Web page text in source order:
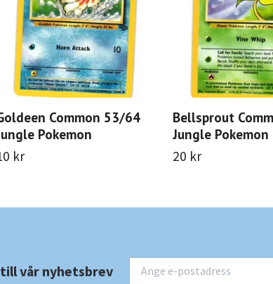
Common 53/64
Pokemon
kr
Bellsprout
Jungle Pokemon
20 kr
vår nyhetsbrev